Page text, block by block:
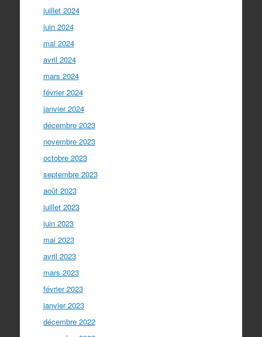
juillet 2024
juin 2024
mai 2024
avril 2024
mars 2024
février 2024
janvier 2024
décembre 2023
novembre 2023
octobre 2023
septembre 2023
août 2023
juillet 2023
juin 2023
mai 2023
avril 2023
mars 2023
février 2023
janvier 2023
décembre 2022